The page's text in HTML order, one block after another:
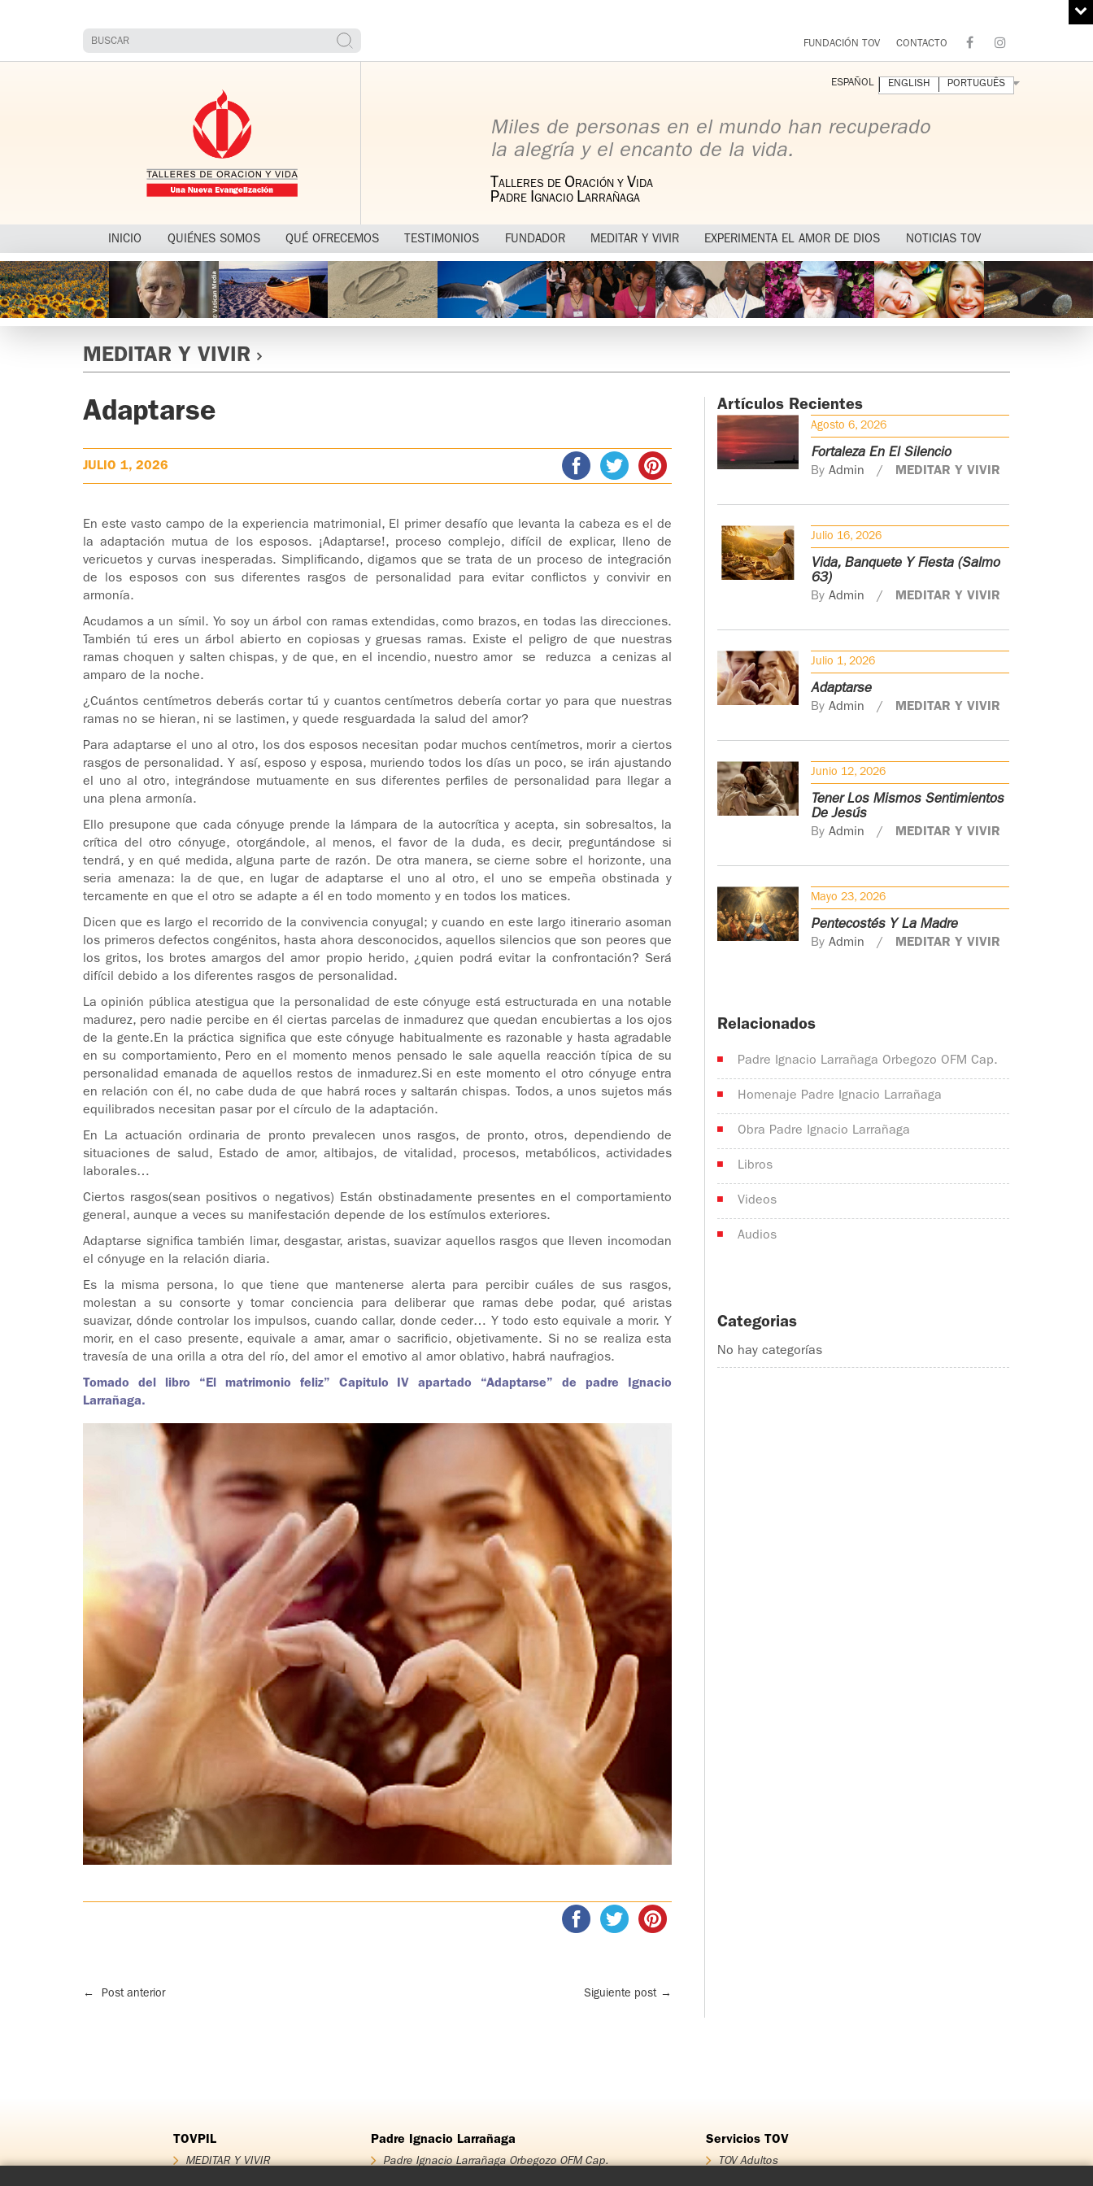
FUNDACIÓN TOV CONTACTO
Miles de personas en el mundo han recuperado
la alegría y el encanto de la vida.
T ALLERES DE ORACIÓN Y V IDA
PADRE IGNACIO LARRAÑAGA
INICIO QUIÉNES SOMOS QUÉ OFRECEMOS TESTIMONIOS FUNDADOR MEDITAR Y VIVIR EXPERIMENTA EL AMOR DE DIOS NOTICIAS TOV
ESPAÑOL ENGLISH PORTUGUÊS
MEDITAR Y VIVIR
Adaptarse
JULIO 1, 2026
En este vasto campo de la experiencia matrimonial, El primer desafío que levanta la cabeza es el de
la adaptación mutua de los esposos. ¡Adaptarse!, proceso complejo, difícil de explicar, lleno de
vericuetos y curvas inesperadas. Simplificando, digamos que se trata de un proceso de integración
de los esposos con sus diferentes rasgos de personalidad para evitar conflictos y convivir en
armonía.
Acudamos a un símil. Yo soy un árbol con ramas extendidas, como brazos, en todas las direcciones.
También tú eres un árbol abierto en copiosas y gruesas ramas. Existe el peligro de que nuestras
ramas choquen y salten chispas, y de que, en el incendio, nuestro amor se reduzca a cenizas al
amparo de la noche.
¿Cuántos centímetros deberás cortar tú y cuantos centímetros debería cortar yo para que nuestras
ramas no se hieran, ni se lastimen, y quede resguardada la salud del amor?
Para adaptarse el uno al otro, los dos esposos necesitan podar muchos centímetros, morir a ciertos
rasgos de personalidad. Y así, esposo y esposa, muriendo todos los días un poco, se irán ajustando
el uno al otro, integrándose mutuamente en sus diferentes perfiles de personalidad para llegar a
una plena armonía.
Ello presupone que cada cónyuge prende la lámpara de la autocrítica y acepta, sin sobresaltos, la
crítica del otro cónyuge, otorgándole, al menos, el favor de la duda, es decir, preguntándose si
tendrá, y en qué medida, alguna parte de razón. De otra manera, se cierne sobre el horizonte, una
seria amenaza: la de que, en lugar de adaptarse el uno al otro, el uno se empeña obstinada y
tercamente en que el otro se adapte a él en todo momento y en todos los matices.
Dicen que es largo el recorrido de la convivencia conyugal; y cuando en este largo itinerario asoman
los primeros defectos congénitos, hasta ahora desconocidos, aquellos silencios que son peores que
los gritos, los brotes amargos del amor propio herido, ¿quien podrá evitar la confrontación? Será
difícil debido a los diferentes rasgos de personalidad.
La opinión pública atestigua que la personalidad de este cónyuge está estructurada en una notable
madurez, pero nadie percibe en él ciertas parcelas de inmadurez que quedan encubiertas a los ojos
de la gente.En la práctica significa que este cónyuge habitualmente es razonable y hasta agradable
en su comportamiento, Pero en el momento menos pensado le sale aquella reacción típica de su
personalidad emanada de aquellos restos de inmadurez.Si en este momento el otro cónyuge entra
en relación con él, no cabe duda de que habrá roces y saltarán chispas. Todos, a unos sujetos más
equilibrados necesitan pasar por el círculo de la adaptación.
En La actuación ordinaria de pronto prevalecen unos rasgos, de pronto, otros, dependiendo de
situaciones de salud, Estado de amor, altibajos, de vitalidad, procesos, metabólicos, actividades
laborales…
Ciertos rasgos(sean positivos o negativos) Están obstinadamente presentes en el comportamiento
general, aunque a veces su manifestación depende de los estímulos exteriores.
Adaptarse significa también limar, desgastar, aristas, suavizar aquellos rasgos que lleven incomodan
el cónyuge en la relación diaria.
Es la misma persona, lo que tiene que mantenerse alerta para percibir cuáles de sus rasgos,
molestan a su consorte y tomar conciencia para deliberar que ramas debe podar, qué aristas
suavizar, dónde controlar los impulsos, cuando callar, donde ceder… Y todo esto equivale a morir. Y
morir, en el caso presente, equivale a amar, amar o sacrificio, objetivamente. Si no se realiza esta
travesía de una orilla a otra del río, del amor el emotivo al amor oblativo, habrá naufragios.
Tomado del libro “El matrimonio feliz” Capitulo IV apartado “Adaptarse” de padre Ignacio
Larrañaga.
← Post anterior Siguiente post →
Artículos Recientes
Agosto 6, 2026
Fortaleza En El Silencio
By Admin MEDITAR Y VIVIR
Julio 16, 2026
Vida, Banquete Y Fiesta (Salmo
63)
By Admin MEDITAR Y VIVIR
Julio 1, 2026
Adaptarse
By Admin MEDITAR Y VIVIR
Junio 12, 2026
Tener Los Mismos Sentimientos
De Jesús
By Admin MEDITAR Y VIVIR
Mayo 23, 2026
Pentecostés Y La Madre
By Admin MEDITAR Y VIVIR
Relacionados
Padre Ignacio Larrañaga Orbegozo OFM Cap.
Homenaje Padre Ignacio Larrañaga
Obra Padre Ignacio Larrañaga
Libros
Videos
Audios
Categorias
No hay categorías
TOVPIL
MEDITAR Y VIVIR
Padre Ignacio Larrañaga
Padre Ignacio Larrañaga Orbegozo OFM Cap.
Servicios TOV
TOV Adultos